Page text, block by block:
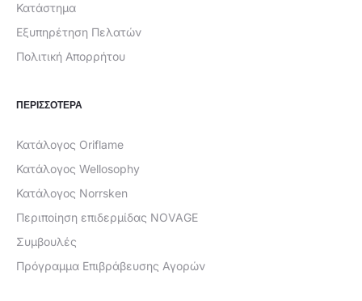
Κατάστημα
Εξυπηρέτηση Πελατών
Πολιτική Απορρήτου
ΠΕΡΙΣΣΟΤΕΡΑ
Κατάλογος Oriflame
Κατάλογος Wellosophy
Κατάλογος Norrsken
Περιποίηση επιδερμίδας NOVAGE
Συμβουλές
Πρόγραμμα Επιβράβευσης Αγορών